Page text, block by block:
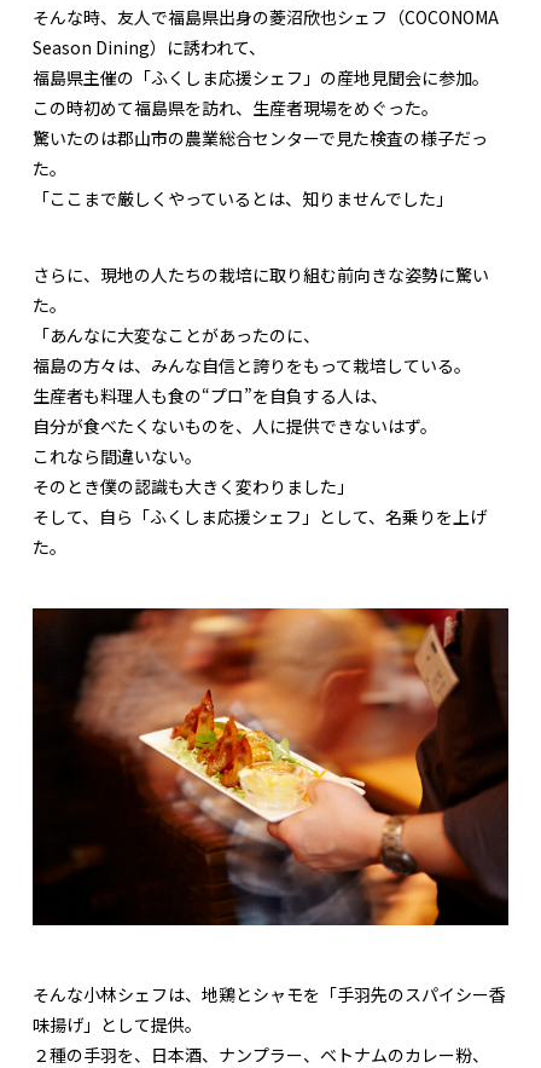
そんな時、友人で福島県出身の菱沼欣也シェフ（COCONOMA
Season Dining）に誘われて、
福島県主催の「ふくしま応援シェフ」の産地見聞会に参加。
この時初めて福島県を訪れ、生産者現場をめぐった。
驚いたのは郡山市の農業総合センターで見た検査の様子だっ
た。
「ここまで厳しくやっているとは、知りませんでした」
さらに、現地の人たちの栽培に取り組む前向きな姿勢に驚い
た。
「あんなに大変なことがあったのに、
福島の方々は、みんな自信と誇りをもって栽培している。
生産者も料理人も食の“プロ”を自負する人は、
自分が食べたくないものを、人に提供できないはず。
これなら間違いない。
そのとき僕の認識も大きく変わりました」
そして、自ら「ふくしま応援シェフ」として、名乗りを上げ
た。
そんな小林シェフは、地鶏とシャモを「手羽先のスパイシー香
味揚げ」として提供。
２種の手羽を、日本酒、ナンプラー、ベトナムのカレー粉、